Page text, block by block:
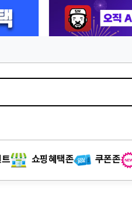
쇼핑혜택존 쿠폰존